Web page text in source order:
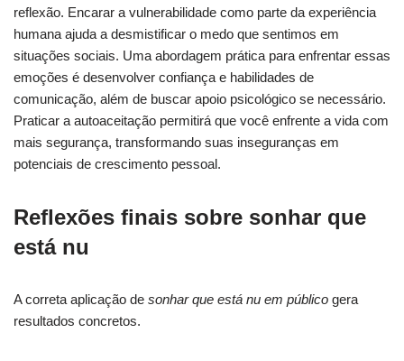
reflexão. Encarar a vulnerabilidade como parte da experiência
humana ajuda a desmistificar o medo que sentimos em
situações sociais. Uma abordagem prática para enfrentar essas
emoções é desenvolver confiança e habilidades de
comunicação, além de buscar apoio psicológico se necessário.
Praticar a autoaceitação permitirá que você enfrente a vida com
mais segurança, transformando suas inseguranças em
potenciais de crescimento pessoal.
Reflexões finais sobre sonhar que
está nu
A correta aplicação de sonhar que está nu em público gera
resultados concretos.